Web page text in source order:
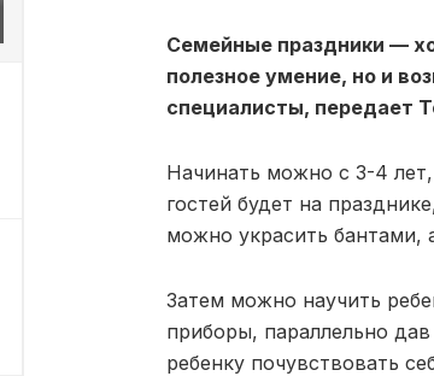
Семейные праздники —
полезное умение, но и
специалисты, передает
Начинать можно с 3-4
гостей будет на
можно украсить бантами,
Затем можно научить
приборы, параллельно
ребенку почувствовать